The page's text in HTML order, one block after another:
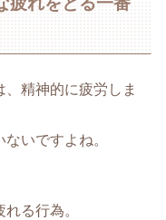
精神的に疲労しま
いですよね。
る行為。